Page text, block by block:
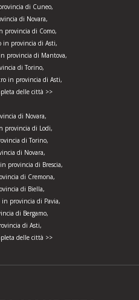
di Cuneo,
di Novara,
provincia di Como,
in provincia di Asti,
provincia di Mantova,
di Torino,
in provincia di Asti,
delle città >>
di Novara,
provincia di Lodi,
di Torino,
di Novara,
provincia di Brescia,
di Cremona,
di Biella,
in provincia di Pavia,
di Bergamo,
di Asti,
delle città >>